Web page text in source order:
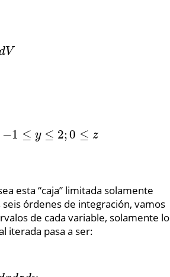
V
−1 ≤ y ≤ 2;0 ≤ z
y≤2 0≤ z≤ 3}
esta “caja” limitada solamente
órdenes de integración, vamos
de cada variable, solamente lo
iterada pasa a ser: